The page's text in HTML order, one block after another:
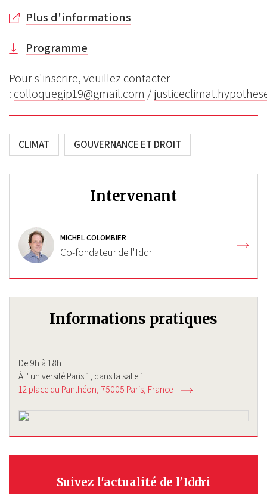
Plus d'informations
Programme
Pour s'inscrire, veuillez contacter
: colloquegip19@gmail.com /
CLIMAT GOUVERNANCE ET DROIT
Intervenant
MICHEL COLOMBIER
Co-fondateur de l'Iddri
Informations pratiques
De 9h à 18h
À l' université Paris 1, dans la salle 1
12 place du Panthéon 75005 Paris France
Suivez l'actualité de l'Iddri